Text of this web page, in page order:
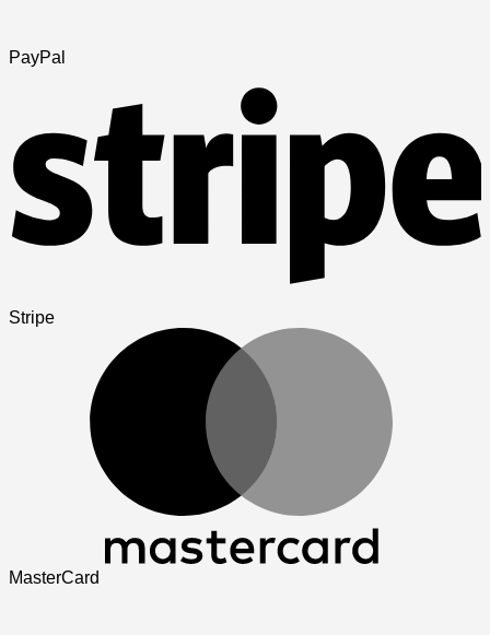
PayPal
Stripe
MasterCard